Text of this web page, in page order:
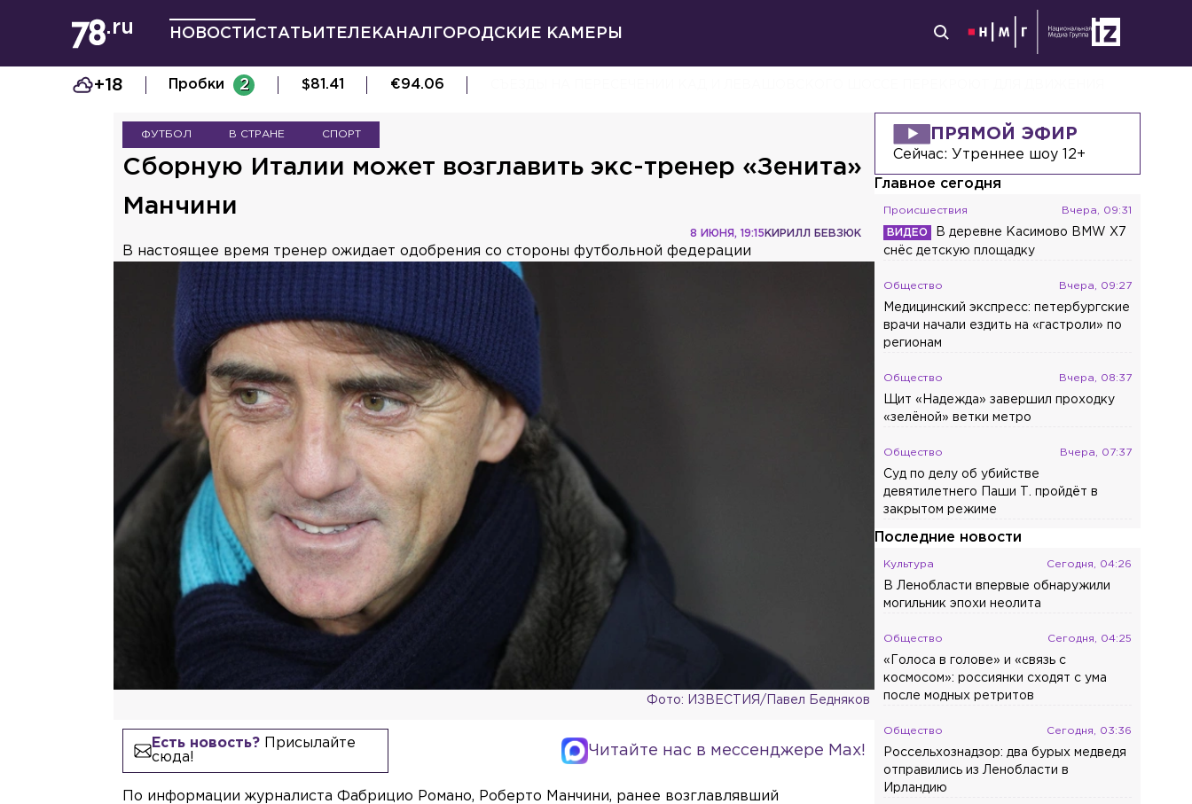
НОВОСТИ СТАТЬИ ТЕЛЕКАНАЛ ГОРОДСКИЕ КАМЕРЫ
+18 Пробки 2 $81.41 €94.06
ФУТБОЛ В СТРАНЕ СПОРТ
Сборную Италии может возглавить экс-тренер «Зенита»
Манчини
КИРИЛЛ БЕВЗЮК
8 ИЮНЯ, 19:15
В настоящее время тренер ожидает одобрения со стороны футбольной федерации
Фото: ИЗВЕСТИЯ/Павел Бедняков
Есть новость?Присылайте
сюда!
Читайте нас в мессенджере Max!
По информации журналиста Фабрицио Романо, Роберто Манчини, ранее возглавлявший
ПРЯМОЙ ЭФИР
Сейчас: Утреннее шоу 12+
Главное сегодня
Происшествия Вчера, 09:31
В деревне Касимово BMW X7
снёс детскую площадку
Общество Вчера, 09:27
Медицинский экспресс: петербургские
врачи начали ездить на «гастроли» по
регионам
Общество Вчера, 08:37
Щит «Надежда» завершил проходку
«зелёной» ветки метро
Общество Вчера, 07:37
Суд по делу об убийстве
девятилетнего Паши Т. пройдёт в
закрытом режиме
Последние новости
Культура Сегодня, 04:26
В Ленобласти впервые обнаружили
могильник эпохи неолита
Общество Сегодня, 04:25
«Голоса в голове» и «связь с
космосом»: россиянки сходят с ума
после модных ретритов
Общество Сегодня, 03:36
Россельхознадзор: два бурых медведя
отправились из Ленобласти в
Ирландию